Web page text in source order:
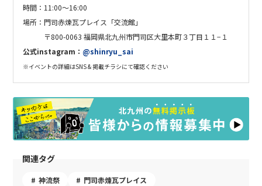
時間：11:00～16:00
場所：門司赤煉瓦プレイス「交流館」
〒800-0063 福岡県北九州市門司区大里本町３丁目１１−１
公式instagram： @shinryu_sai
※イベントの詳細はSNS & 掲載チラシにて確認ください
関連タグ
神流祭 門司赤煉瓦プレイス